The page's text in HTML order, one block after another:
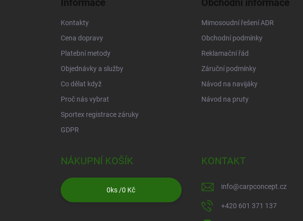
Informace
Kontakty
Cena dopravy
Platební metody
Objednávky a služby
Co dělat když
Proč nás vybrat
Sportex registrace záruky
GDPR
Obchodní informace
Mimosoudní řešení ADR
Obchodní podmínky
Reklamační řád
Záruční podmínky
Návod na navijáky
Návod na pruty
NÁKUPNÍ KOŠÍK
0ks /0 Kč
KONTAKT
info@carpconcept.cz
+420 601 371 137